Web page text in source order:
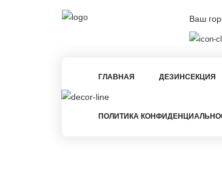
Ваш
ГЛАВНАЯ ДЕЗИНСЕКЦИЯ
ПОЛИТИКА